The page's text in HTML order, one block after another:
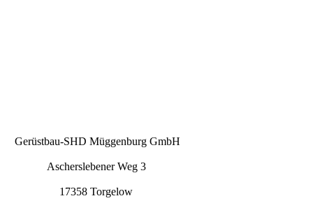
Gerüstbau-SHD Müggenburg GmbH
Ascherslebener Weg 3
17358 Torgelow